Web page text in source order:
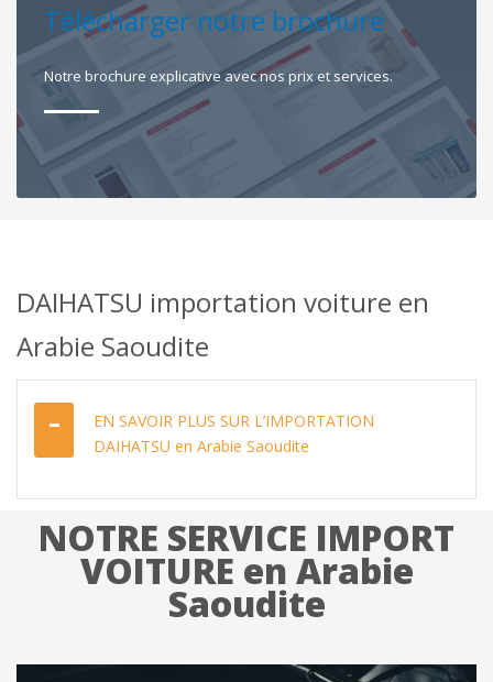
Télécharger notre brochure
Notre brochure explicative avec nos prix et services.
DAIHATSU importation voiture en
Arabie Saoudite
EN SAVOIR PLUS SUR L’IMPORTATION
DAIHATSU en Arabie Saoudite
NOTRE SERVICE IMPORT
VOITURE en Arabie
Saoudite